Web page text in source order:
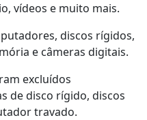
vídeos e muito mais.
discos rígidos,
e câmeras digitais.
excluídos
de disco rígido, discos
travado.